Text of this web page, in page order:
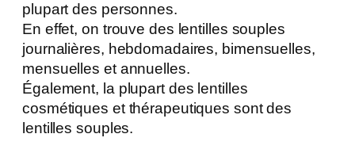
plupart des personnes.
En effet, on trouve des lentilles souples
journalières, hebdomadaires, bimensuelles,
mensuelles et annuelles.
Également, la plupart des lentilles
cosmétiques et thérapeutiques sont des
lentilles souples.